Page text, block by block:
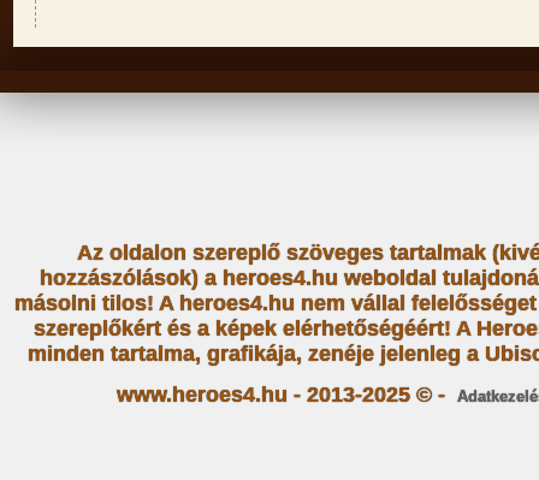
Az oldalon szereplő szöveges tartalmak
hozzászólások) a heroes4.hu weboldal
másolni tilos! A heroes4.hu nem vállal
szereplőkért és a képek elérhetőségéért! A
minden tartalma, grafikája, zenéje jelenleg a
www.heroes4.hu - 2013-2025 © -